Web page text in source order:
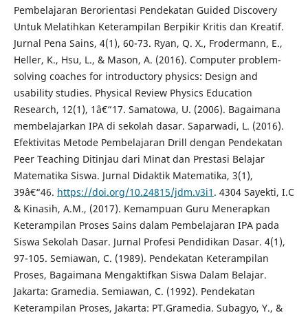
Pembelajaran Berorientasi Pendekatan Guided Discovery
Untuk Melatihkan Keterampilan Berpikir Kritis dan Kreatif.
Jurnal Pena Sains, 4(1), 60-73. Ryan, Q. X., Frodermann, E.,
Heller, K., Hsu, L., & Mason, A. (2016). Computer problem-
solving coaches for introductory physics: Design and
usability studies. Physical Review Physics Education
Research, 12(1), 1â€“17. Samatowa, U. (2006). Bagaimana
membelajarkan IPA di sekolah dasar. Saparwadi, L. (2016).
Efektivitas Metode Pembelajaran Drill dengan Pendekatan
Peer Teaching Ditinjau dari Minat dan Prestasi Belajar
Matematika Siswa. Jurnal Didaktik Matematika, 3(1),
39â€“46. https://doi.org/10.24815/jdm.v3i1 . 4304 Sayekti, I.C
& Kinasih, A.M., (2017). Kemampuan Guru Menerapkan
Keterampilan Proses Sains dalam Pembelajaran IPA pada
Siswa Sekolah Dasar. Jurnal Profesi Pendidikan Dasar. 4(1),
97-105. Semiawan, C. (1989). Pendekatan Keterampilan
Proses, Bagaimana Mengaktifkan Siswa Dalam Belajar.
Jakarta: Gramedia. Semiawan, C. (1992). Pendekatan
Keterampilan Proses, Jakarta: PT.Gramedia. Subagyo, Y., &